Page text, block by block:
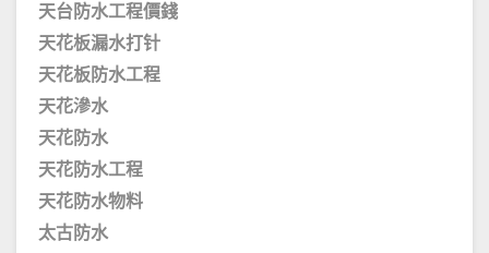
天台防水工程價錢
天花板漏水打针
天花板防水工程
天花滲水
天花防水
天花防水工程
天花防水物料
太古防水